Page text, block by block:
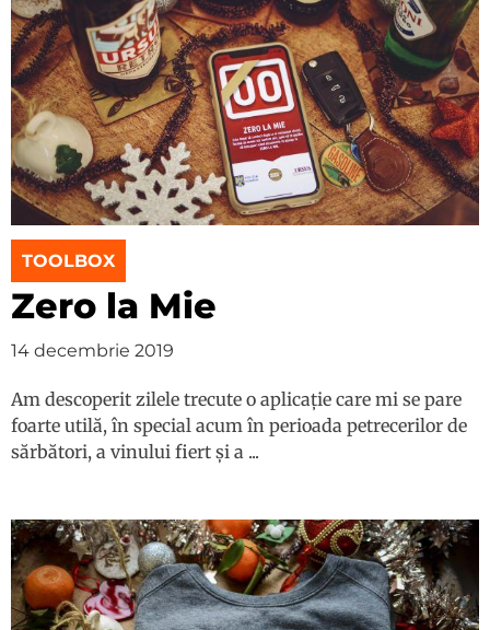
TOOLBOX
Zero la Mie
14 decembrie 2019
Am descoperit zilele trecute o aplicație care mi se pare
foarte utilă, în special acum în perioada petrecerilor de
sărbători, a vinului fiert și a ...